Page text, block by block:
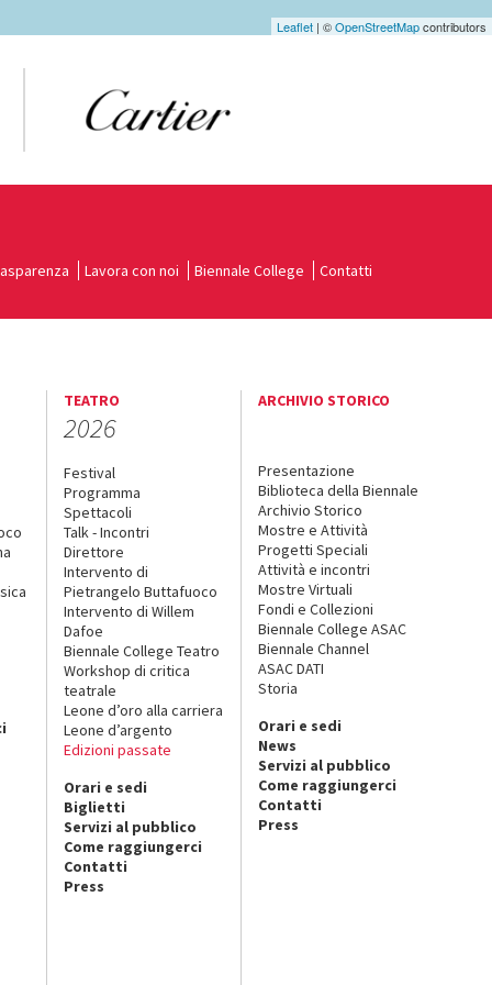
Leaflet | ©OpenStreetMapcontributors
Lavora con noi Biennale College Contatti
TEATRO
2026
Festival
Programma
Spettacoli
Talk - Incontri
Direttore
Intervento di
Pietrangelo Buttafuoco
Intervento di Willem
Dafoe
Biennale College Teatro
Workshop di critica
teatrale
Leone d’oro alla carriera
Leone d’argento
Edizioni passate
Orari e sedi
Biglietti
Servizi al pubblico
Come raggiungerci
Contatti
Press
ARCHIVIO STORICO
Presentazione
Biblioteca della Biennale
Archivio Storico
Mostre e Attività
Progetti Speciali
Attività e incontri
Mostre Virtuali
Fondi e Collezioni
Biennale College ASAC
Biennale Channel
ASAC DATI
Storia
Orari e sedi
News
Servizi al pubblico
Come raggiungerci
Contatti
Press